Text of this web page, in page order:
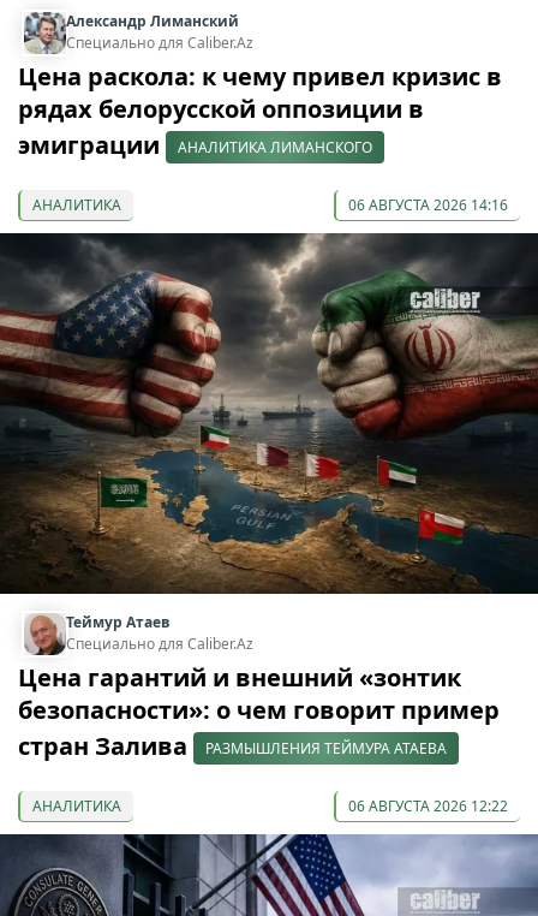
Александр Лиманский
Специально для Caliber.Az
Цена раскола: к чему привел кризис в
рядах белорусской оппозиции в
эмиграции
АНАЛИТИКА ЛИМАНСКОГО
АНАЛИТИКА 06 АВГУСТА 2026 14:16
Теймур Атаев
Специально для Caliber.Az
Цена гарантий и внешний «зонтик
безопасности»: о чем говорит пример
стран Залива
РАЗМЫШЛЕНИЯ ТЕЙМУРА АТАЕВА
АНАЛИТИКА 06 АВГУСТА 2026 12:22